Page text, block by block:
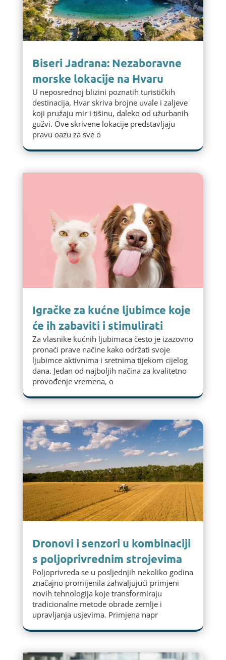
Biseri Jadrana: Nezaboravne
morske lokacije na Hvaru
U neposrednoj blizini poznatih turističkih
destinacija, Hvar skriva brojne uvale i zaljeve
koji pružaju mir i tišinu, daleko od užurbanih
gužvi. Ove skrivene lokacije predstavljaju
pravu oazu za sve o
Igračke za kućne ljubimce koje
će ih zabaviti i stimulirati
Za vlasnike kućnih ljubimaca često je izazovno
pronaći prave načine kako održati svoje
ljubimce aktivnima i sretnima tijekom cijelog
dana. Jedan od najboljih načina za kvalitetno
provođenje vremena, o
Dronovi i senzori u kombinaciji
s poljoprivrednim strojevima
Poljoprivreda se u posljednjih nekoliko godina
značajno promijenila zahvaljujući primjeni
novih tehnologija koje transformiraju
tradicionalne metode obrade zemlje i
upravljanja usjevima. Primjena napr